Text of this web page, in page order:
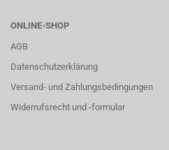
ONLINE-SHOP
AGB
Datenschutzerklärung
Versand- und Zahlungsbedingungen
Widerrufsrecht und -formular